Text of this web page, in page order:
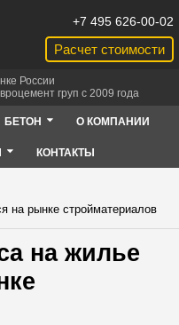
Расчет стоимости
+7 495 626-00-02
России
груп с 2009 года
БЕТОН О КОМПАНИИ
КОНТАКТЫ
на рынке стройматериалов
на жилье